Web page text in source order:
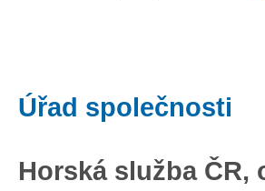
Úřad společnosti
Horská služba ČR,